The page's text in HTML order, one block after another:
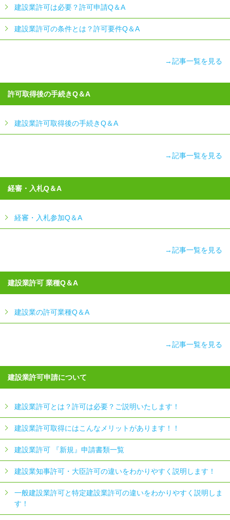
建設業許可は必要？許可申請Q＆A
建設業許可の条件とは？許可要件Q＆A
→記事一覧を見る
許可取得後の手続きQ＆A
建設業許可取得後の手続きQ＆A
→記事一覧を見る
経審・入札Q＆A
経審・入札参加Q＆A
→記事一覧を見る
建設業許可 業種Q＆A
建設業の許可業種Q＆A
→記事一覧を見る
建設業許可申請について
建設業許可とは？許可は必要？ご説明いたします！
建設業許可取得にはこんなメリットがあります！！
建設業許可 『新規』申請書類一覧
建設業知事許可・大臣許可の違いをわかりやすく説明します！
一般建設業許可と特定建設業許可の違いをわかりやすく説明しま
す！